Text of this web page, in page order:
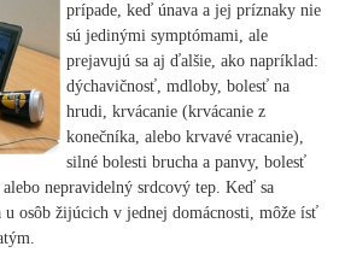
prípade, keď únava a jej príznaky nie
sú jedinými symptómami, ale
prejavujú sa aj ďalšie, ako napríklad:
dýchavičnosť, mdloby, bolesť na
hrudi, krvácanie (krvácanie z
konečníka, alebo krvavé vracanie),
silné bolesti brucha a panvy, bolesť
nepravidelný srdcový tep. Keď sa
osôb žijúcich v jednej domácnosti, môže ísť